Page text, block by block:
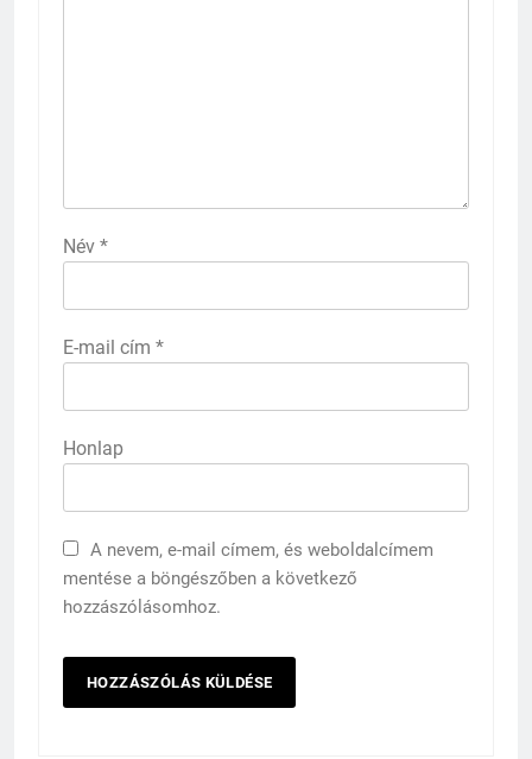
Név *
E-mail cím *
Honlap
A nevem, e-mail címem, és weboldalcímem
mentése a böngészőben a következő
hozzászólásomhoz.